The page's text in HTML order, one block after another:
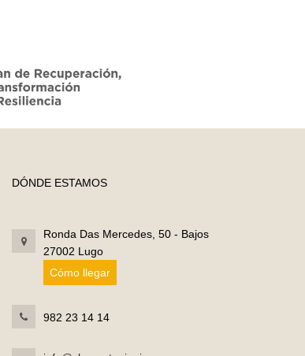
DÓNDE ESTAMOS
Ronda Das Mercedes, 50 - Bajos
27002 Lugo
Cómo llegar
982 23 14 14